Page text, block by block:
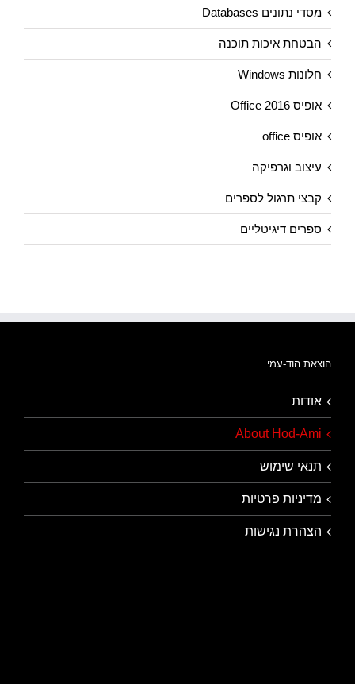
מסדי נתונים Databases
הבטחת איכות תוכנה
חלונות Windows
אופיס 2016 Office
אופיס office
עיצוב וגרפיקה
קבצי תרגול לספרים
ספרים דיגיטליים
הוצאת הוד-עמי
אודות
About Hod-Ami
תנאי שימוש
מדיניות פרטיות
הצהרת נגישות